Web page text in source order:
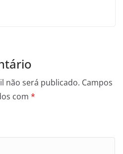
não será publicado. Campos
com *